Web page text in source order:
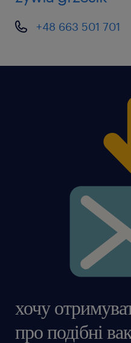
+48 663 501 701
хочу
про подібні